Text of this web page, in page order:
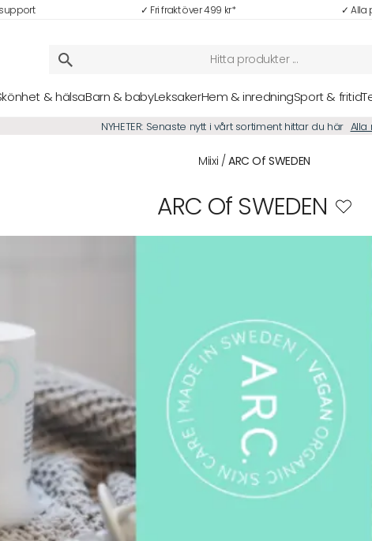
✓ Fri frakt över 499 kr* ✓ Alla
& hälsaBarn & babyLeksakerHem & inredningSport & fritid
NYHETER: Senaste nytt i vårt sortiment hittar du här Alla
Miixi / ARC Of SWEDEN
ARC Of SWEDEN